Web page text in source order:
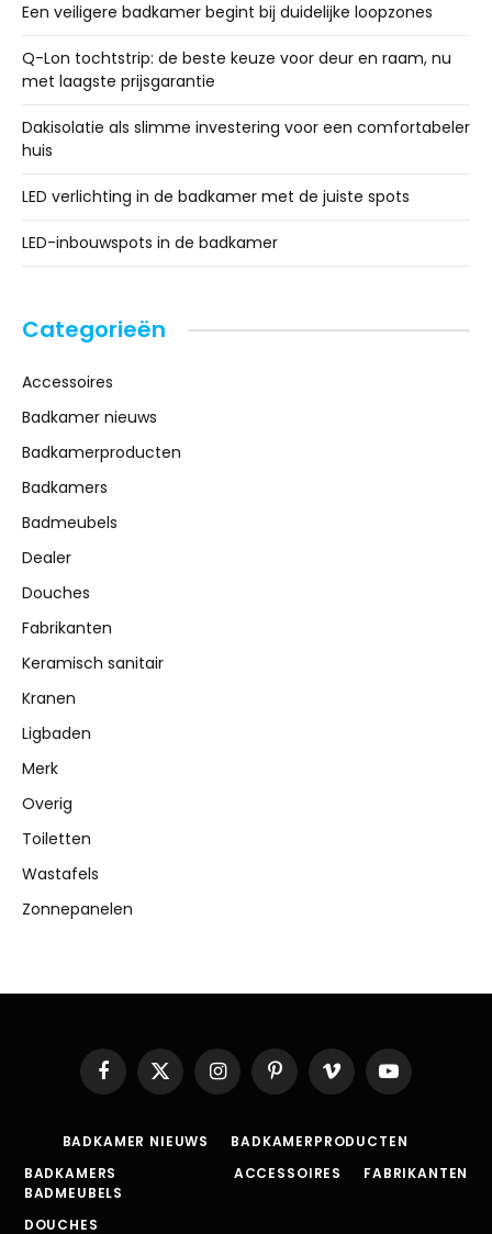
Een veiligere badkamer begint bij duidelijke loopzones
Q-Lon tochtstrip: de beste keuze voor deur en raam, nu
met laagste prijsgarantie
Dakisolatie als slimme investering voor een comfortabeler
huis
LED verlichting in de badkamer met de juiste spots
LED-inbouwspots in de badkamer
Categorieën
Accessoires
Badkamer nieuws
Badkamerproducten
Badkamers
Badmeubels
Dealer
Douches
Fabrikanten
Keramisch sanitair
Kranen
Ligbaden
Merk
Overig
Toiletten
Wastafels
Zonnepanelen
Facebook
X
(Twitter)
InstagramPinterestVimeo YouTube
BADKAMER NIEUWS
BADKAMERPRODUCTEN
BADKAMERS
BADMEUBELS
DOUCHES
ACCESSOIRES FABRIKANTEN